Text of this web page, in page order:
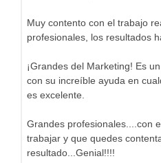
Muy contento con el trabajo
profesionales, los resultados
¡Grandes del Marketing! Es
con su increíble ayuda en
es excelente.
Grandes profesionales....con
trabajar y que quedes
resultado...Genial!!!!